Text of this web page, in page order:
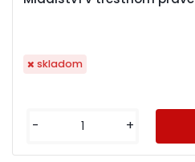
skladom
- +